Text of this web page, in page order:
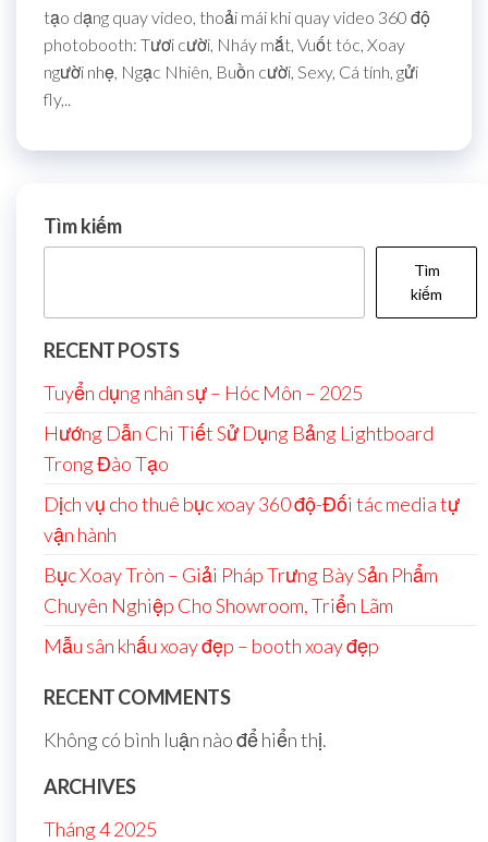
tạo dạng quay video, thoải mái khi quay video 360 độ
photobooth: Tươi cười, Nháy mắt, Vuốt tóc, Xoay
người nhẹ, Ngạc Nhiên, Buồn cười, Sexy, Cá tính, gửi
fly,..
Tìm kiếm
Tìm
kiếm
RECENT POSTS
Tuyển dụng nhân sự – Hóc Môn – 2025
Hướng Dẫn Chi Tiết Sử Dụng Bảng Lightboard
Trong Đào Tạo
Dịch vụ cho thuê bục xoay 360 độ-Đối tác media tự
vận hành
Bục Xoay Tròn – Giải Pháp Trưng Bày Sản Phẩm
Chuyên Nghiệp Cho Showroom, Triển Lãm
Mẫu sân khấu xoay đẹp – booth xoay đẹp
RECENT COMMENTS
Không có bình luận nào để hiển thị.
ARCHIVES
Tháng 4 2025